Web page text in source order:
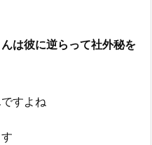
は彼に逆らって社外秘を
すよね